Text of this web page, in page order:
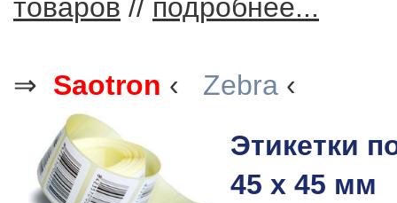
товаров // подробнее...
⇒ Saotron ‹ Zebra ‹
Этикетки
45 x 45 мм